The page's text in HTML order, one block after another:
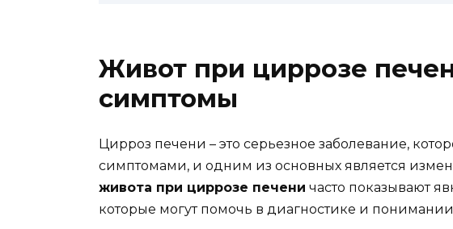
Живот при циррозе
симптомы
Цирроз печени – это серьезное заболевание,
симптомами, и одним из основных является
живота при циррозе печени часто показывают
которые могут помочь в диагностике и